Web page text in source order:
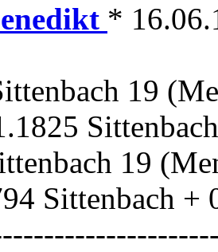
*
19
19
Sittenbach +